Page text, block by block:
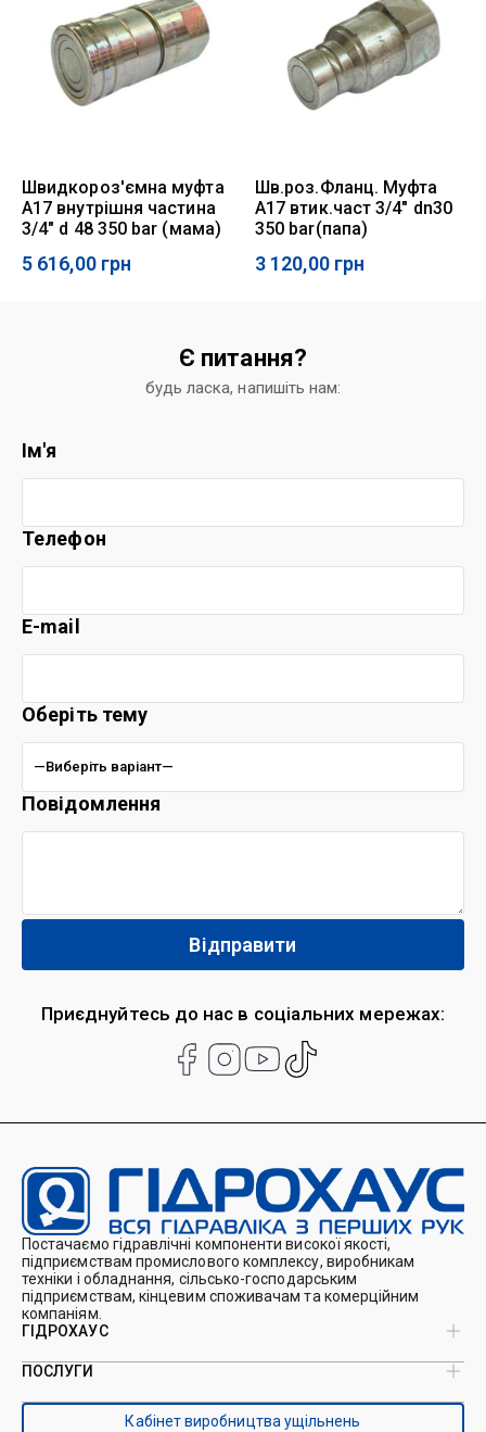
Швидкороз'ємна муфта
A17 внутрішня частина
3/4" d 48 350 bar (мама)
5 616,00 грн
Шв.роз.Фланц. Муфта
A17 втик.част 3/4" dn30
350 bar(папа)
3 120,00 грн
Є питання?
будь ласка, напишіть нам:
Приєднуйтесь до нас в соціальних мережах:
Ім'я
Телефон
E-mail
Оберіть тему
Повідомлення
Постачаємо гідравлічні компоненти високої якості,
підприємствам промислового комплексу, виробникам
техніки і обладнання, сільсько-господарським
підприємствам, кінцевим споживачам та комерційним
компаніям.
ГІДРОХАУС
Про нас
ПОСЛУГИ
Виробництво ущільнень
Кабінет виробництва ущільнень